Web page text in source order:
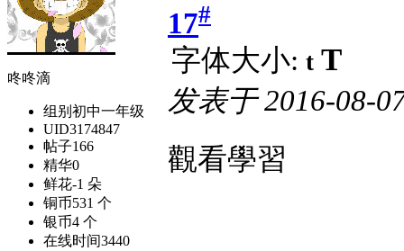
咚咚滴
组别 初中一年级
UID3174847
帖子166
精华0
鲜花-1 朵
铜币531 个
银币4 个
在线时间3440
17#
字体大小: t T
发表于2016-08-
觀看學習